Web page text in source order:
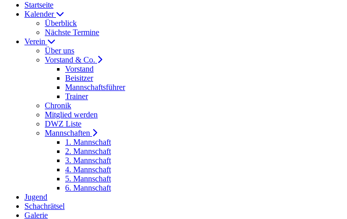
Startseite
Kalender
Überblick
Nächste Termine
Verein
Über uns
Vorstand & Co.
Vorstand
Beisitzer
Mannschaftsführer
Trainer
Chronik
Mitglied werden
DWZ Liste
Mannschaften
1. Mannschaft
2. Mannschaft
3. Mannschaft
4. Mannschaft
5. Mannschaft
6. Mannschaft
Jugend
Schachrätsel
Galerie